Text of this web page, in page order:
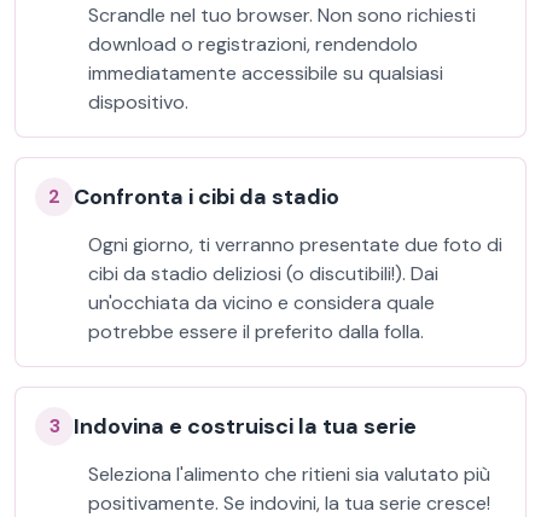
Scrandle nel tuo browser. Non sono richiesti
download o registrazioni, rendendolo
immediatamente accessibile su qualsiasi
dispositivo.
2 Confronta i cibi da stadio
Ogni giorno, ti verranno presentate due foto di
cibi da stadio deliziosi (o discutibili!). Dai
un'occhiata da vicino e considera quale
potrebbe essere il preferito dalla folla.
3 Indovina e costruisci la tua serie
Seleziona l'alimento che ritieni sia valutato più
positivamente. Se indovini, la tua serie cresce!